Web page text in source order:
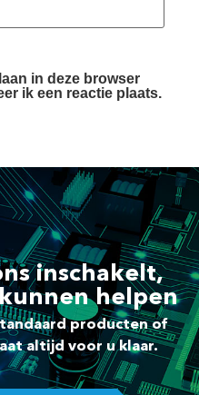
in deze browser
ik een reactie plaats.
inschakelt,
helpen
producten of
altijd voor u klaar.